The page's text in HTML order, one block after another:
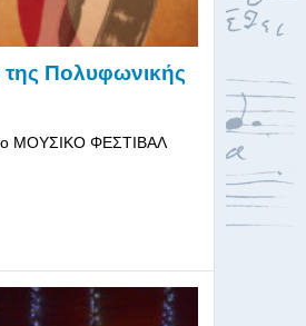
της Πολυφωνικής
ΜΟΥΣΙΚΟ ΦΕΣΤΙΒΑΛ